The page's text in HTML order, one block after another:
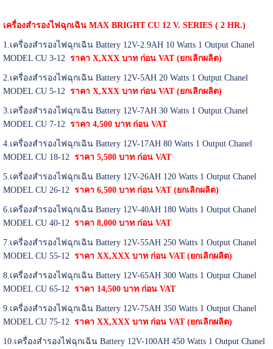
เครื่องสำรองไฟฉุกเฉิน MAX BRIGHT CU 12 V. SERIES ( 2 HR.)
1.เครื่องสำรองไฟฉุกเฉิน Battery 12V-2.9AH 10 Watts 1 Output Chanel
MODEL CU 3-12 ราคา X,XXX บาท ก่อน VAT (ยกเลิกผลิต)
2.เครื่องสำรองไฟฉุกเฉิน Battery 12V-5AH 20 Watts 1 Output Chanel
MODEL CU 5-12 ราคา X,XXX บาท ก่อน VAT (ยกเลิกผลิต)
3.เครื่องสำรองไฟฉุกเฉิน Battery 12V-7AH 30 Watts 1 Output Chanel
MODEL CU 7-12 ราคา 4,500 บาท ก่อน VAT
4.เครื่องสำรองไฟฉุกเฉิน Battery 12V-17AH 80 Watts 1 Output Chanel
MODEL CU 18-12 ราคา 5,500 บาท ก่อน VAT
5.เครื่องสำรองไฟฉุกเฉิน Battery 12V-26AH 120 Watts 1 Output Chanel
MODEL CU 26-12 ราคา 6,500 บาท ก่อน VAT (ยกเลิกผลิต)
6.เครื่องสำรองไฟฉุกเฉิน Battery 12V-40AH 180 Watts 1 Output Chanel
MODEL CU 40-12 ราคา 8,000 บาท ก่อน VAT
7.เครื่องสำรองไฟฉุกเฉิน Battery 12V-55AH 250 Watts 1 Output Chanel
MODEL CU 55-12 ราคา XX,XXX บาท ก่อน VAT (ยกเลิกผลิต)
8.เครื่องสำรองไฟฉุกเฉิน Battery 12V-65AH 300 Watts 1 Output Chanel
MODEL CU 65-12 ราคา 14,500 บาท ก่อน VAT
9.เครื่องสำรองไฟฉุกเฉิน Battery 12V-75AH 350 Watts 1 Output Chanel
MODEL CU 75-12 ราคา XX,XXX บาท ก่อน VAT (ยกเลิกผลิต)
10.เครื่องสำรองไฟฉุกเฉิน Battery 12V-100AH 450 Watts 1 Output Chanel